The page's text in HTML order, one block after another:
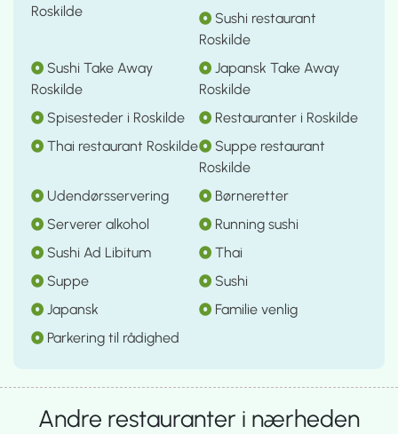
Roskilde
Sushi restaurant
Roskilde
Sushi Take Away
Roskilde
Japansk Take Away
Roskilde
Spisesteder i Roskilde
Restauranter i Roskilde
Thai restaurant Roskilde
Suppe restaurant
Roskilde
Udendørsservering
Børneretter
Serverer alkohol
Running sushi
Sushi Ad Libitum
Thai
Suppe
Sushi
Japansk
Familie venlig
Parkering til rådighed
Andre restauranter i nærheden